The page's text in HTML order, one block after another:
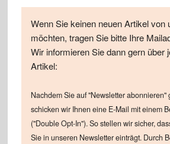
Wenn Sie keinen neuen Artikel von
möchten, tragen Sie bitte Ihre
Wir informieren Sie dann gern über
Artikel:
Nachdem Sie auf "Newsletter abonnieren"
schicken wir Ihnen eine E-Mail mit einem
("Double Opt-In"). So stellen wir sicher,
Sie in unseren Newsletter einträgt. Durch